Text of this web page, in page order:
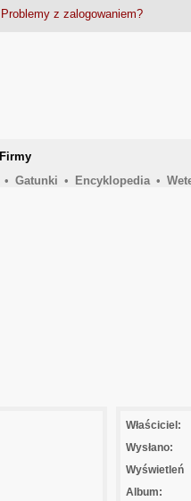
Problemy z zalogowaniem?
Firmy
• Gatunki • Encyklopedia •
Właściciel:
Wysłano:
Wyświetleń
Album: